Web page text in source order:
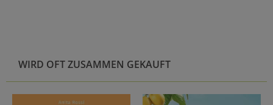
WIRD OFT ZUSAMMEN GEKAUFT